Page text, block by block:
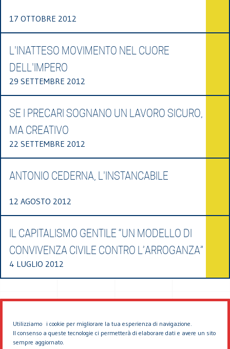
Utilizziamo i cookie per migliorare la tua esperienza di navigazione.
Il consenso a queste tecnologie ci permetterà di elaborare dati e avere un sito
sempre aggiornato.
17 OTTOBRE 2012
L'INATTESO MOVIMENTO NEL CUORE
DELL'IMPERO
29 SETTEMBRE 2012
SE I PRECARI SOGNANO UN LAVORO SICURO,
MA CREATIVO
22 SETTEMBRE 2012
ANTONIO CEDERNA, L'INSTANCABILE
12 AGOSTO 2012
IL CAPITALISMO GENTILE “UN MODELLO DI
CONVIVENZA CIVILE CONTRO L’ARROGANZA”
4 LUGLIO 2012